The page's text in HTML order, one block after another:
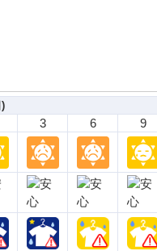
3 6 9